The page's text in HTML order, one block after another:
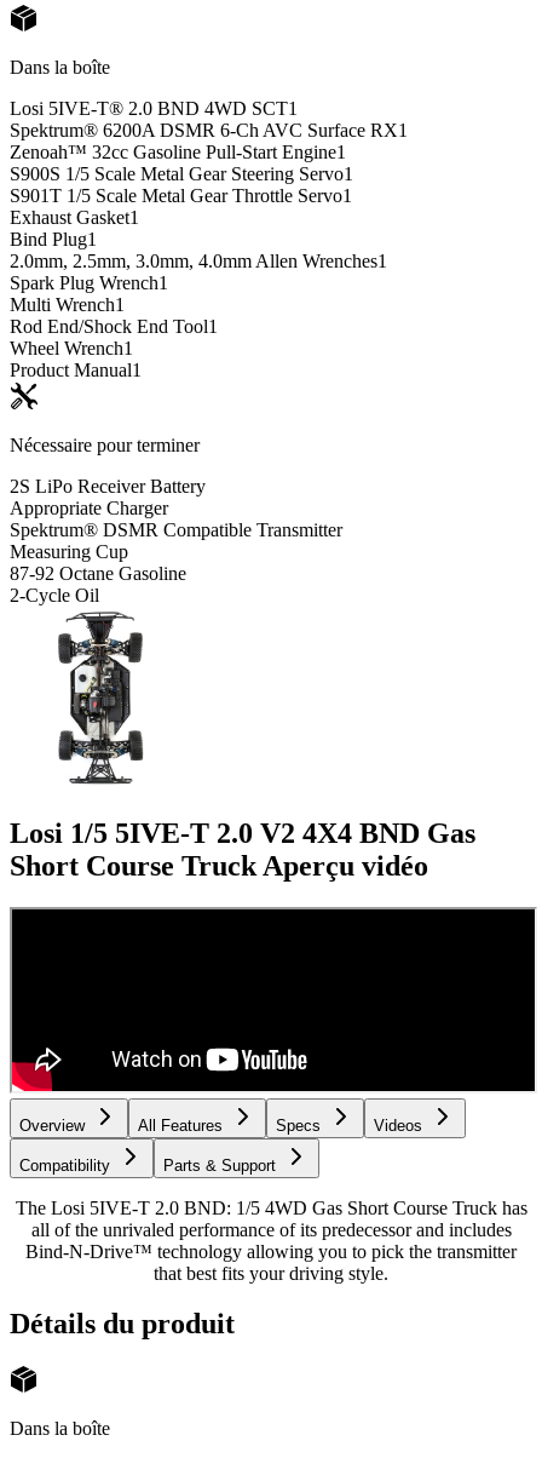
Dans la boîte
Losi 5IVE-T® 2.0 BND 4WD SCT1
Spektrum® 6200A DSMR 6-Ch AVC Surface RX1
Zenoah™ 32cc Gasoline Pull-Start Engine1
S900S 1/5 Scale Metal Gear Steering Servo1
S901T 1/5 Scale Metal Gear Throttle Servo1
Exhaust Gasket1
Bind Plug1
2.0mm, 2.5mm, 3.0mm, 4.0mm Allen Wrenches1
Spark Plug Wrench1
Multi Wrench1
Rod End/Shock End Tool1
Wheel Wrench1
Product Manual1
Nécessaire pour terminer
2S LiPo Receiver Battery
Appropriate Charger
Spektrum® DSMR Compatible Transmitter
Measuring Cup
87-92 Octane Gasoline
2-Cycle Oil
Losi 1/5 5IVE-T 2.0 V2 4X4 BND Gas
Short Course Truck Aperçu vidéo
Overview All Features Specs Videos
Compatibility Parts & Support
The Losi 5IVE-T 2.0 BND: 1/5 4WD Gas Short Course Truck has
all of the unrivaled performance of its predecessor and includes
Bind-N-Drive™ technology allowing you to pick the transmitter
that best fits your driving style.
Détails du produit
Dans la boîte